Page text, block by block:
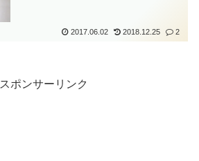
2017.06.02 2018.12.25 2
スポンサーリンク